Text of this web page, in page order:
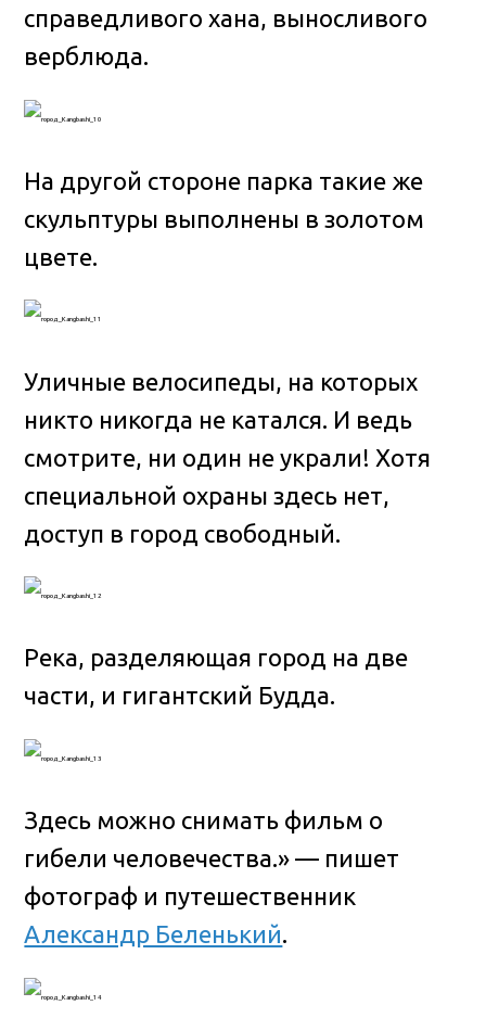
справедливого хана, выносливого
верблюда.
На другой стороне парка такие же
скульптуры выполнены в золотом
цвете.
Уличные велосипеды, на которых
никто никогда не катался. И ведь
смотрите, ни один не украли! Хотя
специальной охраны здесь нет,
доступ в город свободный.
Река, разделяющая город на две
части, и гигантский Будда.
Здесь можно снимать фильм о
гибели человечества.» — пишет
фотограф и путешественник
Александр Беленький.